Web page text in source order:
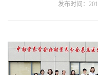
发布时间：